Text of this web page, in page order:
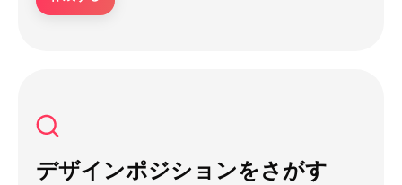
デザインポジションをさがす